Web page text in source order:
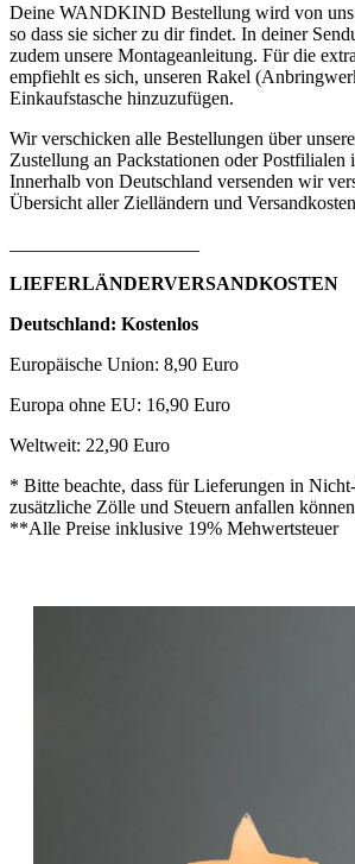
Deine WANDKIND Bestellung wird von uns
so dass sie sicher zu dir findet. In deiner
zudem unsere Montageanleitung. Für die
empfiehlt es sich, unseren Rakel
Einkaufstasche hinzuzufügen.
Wir verschicken alle Bestellungen über
Zustellung an Packstationen oder Postfilialen
Innerhalb von Deutschland versenden wir
Übersicht aller Zielländern und
LIEFERLÄNDERVERSANDKOSTEN
Deutschland: Kostenlos
Europäische Union: 8,90 Euro
Europa ohne EU: 16,90 Euro
Weltweit: 22,90 Euro
* Bitte beachte, dass für Lieferungen in
zusätzliche Zölle und Steuern anfallen
**Alle Preise inklusive 19% Mehwertsteuer